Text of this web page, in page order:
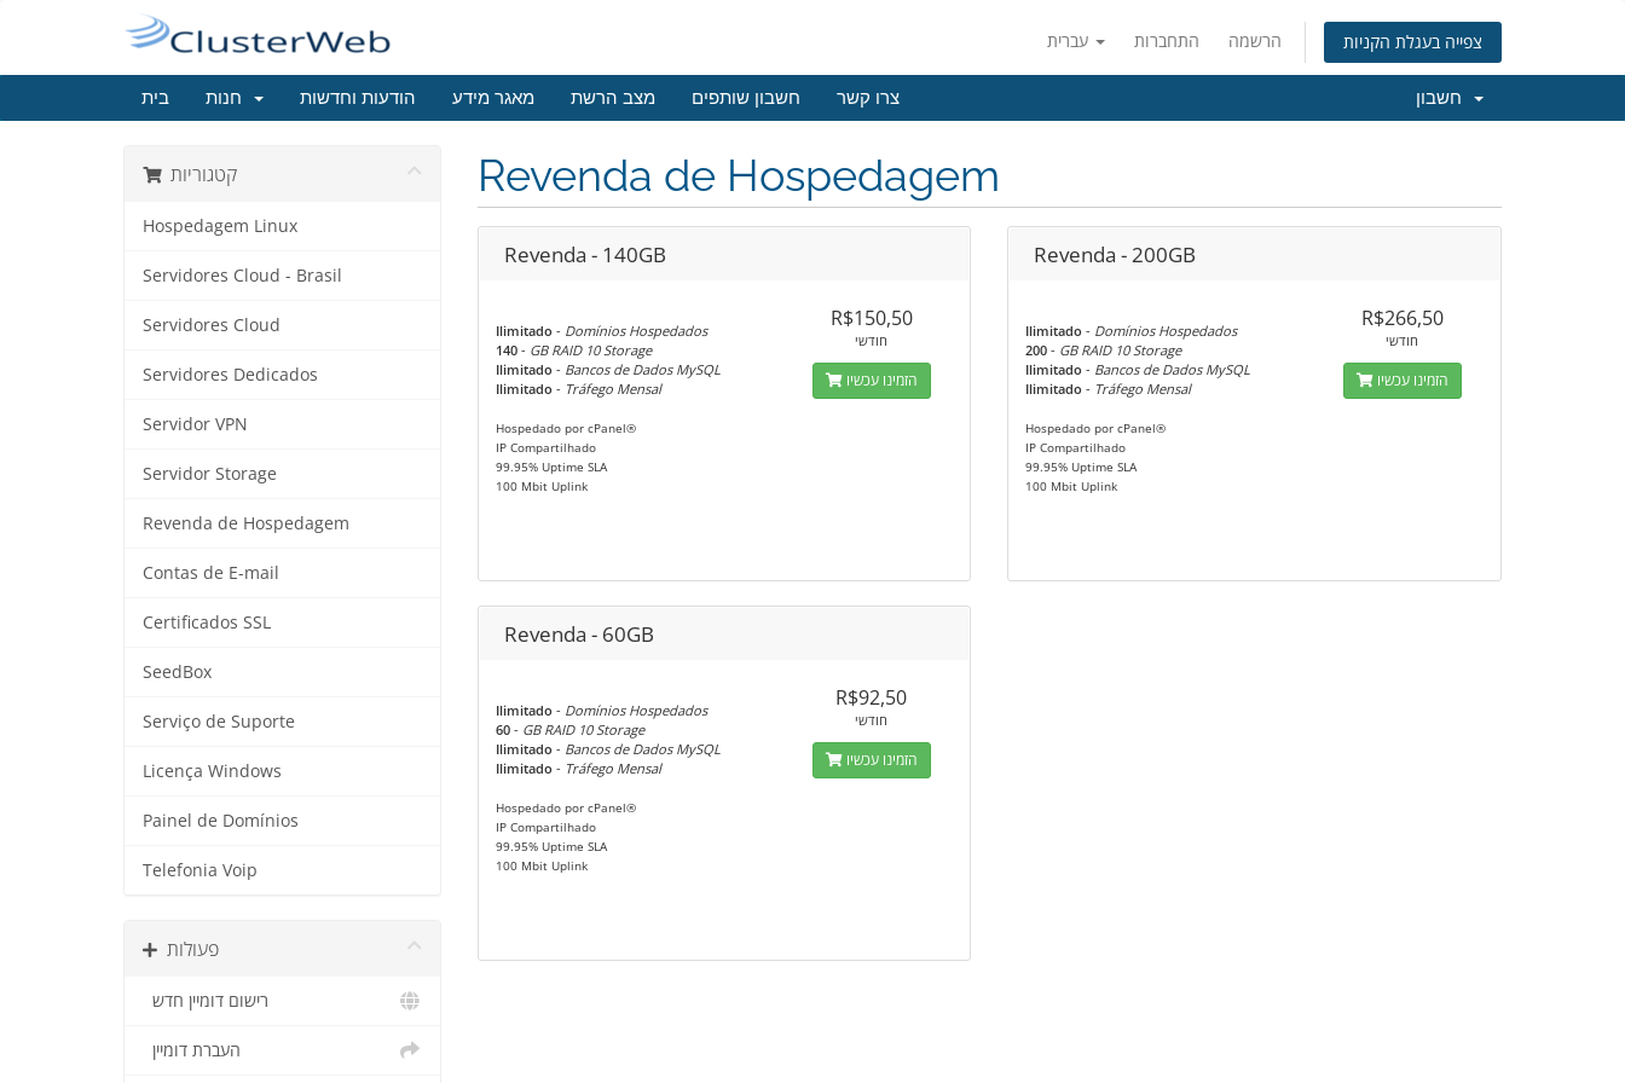
התחברות הרשמה צפייה בעגלת הקניות
בית הודעות וחדשות מאגר מידע מצב הרשת חשבון שותפים צרו קשר
קטגוריות
Hospedagem Linux
Servidores Cloud - Brasil
Servidores Cloud
Servidores Dedicados
Servidor VPN
Servidor Storage
Revenda de Hospedagem
Contas de E-mail
Certificados SSL
SeedBox
Serviço de Suporte
Licença Windows
Painel de Domínios
Telefonia Voip
פעולות
רישום דומיין חדש
העברת דומיין
Revenda de Hospedagem
Revenda - 140GB
Ilimitado- Domínios Hospedados
140- GB RAID 10 Storage
Ilimitado- Bancos de Dados MySQL
Ilimitado- Tráfego Mensal
Hospedado por cPanel®
IP Compartilhado
99.95% Uptime SLA
100 Mbit Uplink
R$150,50
חודשי
הזמינו עכשיו
Revenda - 200GB
Ilimitado - Domínios Hospedados
200 - GB RAID 10 Storage
Ilimitado - Bancos de Dados MySQL
Ilimitado - Tráfego Mensal
Hospedado por cPanel®
IP Compartilhado
99.95% Uptime SLA
100 Mbit Uplink
R$266,50
חודשי
הזמינו עכשיו
Revenda - 60GB
Ilimitado- Domínios Hospedados
60- GB RAID 10 Storage
Ilimitado- Bancos de Dados MySQL
Ilimitado- Tráfego Mensal
Hospedado por cPanel®
IP Compartilhado
99.95% Uptime SLA
100 Mbit Uplink
R$92,50
חודשי
הזמינו עכשיו